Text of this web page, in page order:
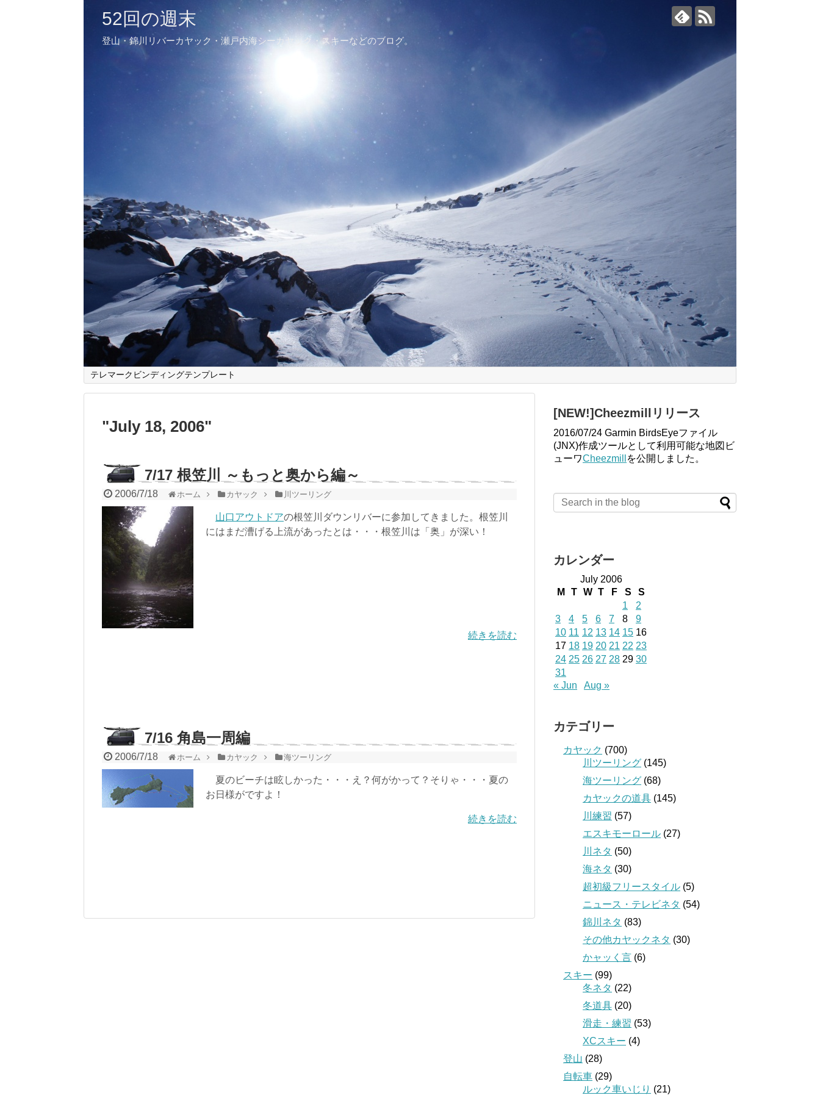
52回の週末
登山・錦川リバーカヤック・瀬戸内海シーカヤック・スキーなどのブログ。
テレマークビンディングテンプレート
"July 18, 2006"
7/17 根笠川 ～もっと奥から編～
2006/7/18 ホーム カヤック 川ツーリング
山口アウトドアの根笠川ダウンリバーに参加してきました。根笠川
にはまだ漕げる上流があったとは・・・根笠川は「奥」が深い！
続きを読む
7/16 角島一周編
2006/7/18 ホーム カヤック 海ツーリング
夏のビーチは眩しかった・・・え？何がかって？そりゃ・・・夏の
お日様がですよ！
続きを読む
[NEW!]Cheezmillリリース
2016/07/24 Garmin BirdsEyeファイル
(JNX)作成ツールとして利用可能な地図ビ
ューワCheezmill を公開しました。
カレンダー
July 2006
M
T W T F S
S
1
2
3
4 5 6 7 8
9
10 11 12 13 14 15 16
17 18 19 20 21 22 23
24 25 26 27 28 29 30
31
« Jun
Aug »
カテゴリー
カヤック (700)
川ツーリング (145)
海ツーリング (68)
カヤックの道具 (145)
川練習 (57)
エスキモーロール (27)
川ネタ (50)
海ネタ (30)
超初級フリースタイル (5)
ニュース・テレビネタ (54)
錦川ネタ (83)
その他カヤックネタ (30)
かャッく言 (6)
スキー (99)
冬ネタ (22)
冬道具 (20)
滑走・練習 (53)
XCスキー (4)
登山 (28)
自転車 (29)
ルック車いじり (21)